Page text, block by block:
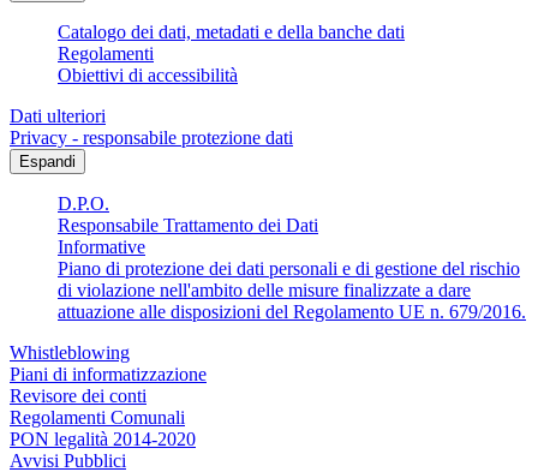
Catalogo dei dati, metadati e della banche dati
Regolamenti
Obiettivi di accessibilità
Dati ulteriori
Privacy - responsabile protezione dati
Espandi
D.P.O.
Responsabile Trattamento dei Dati
Informative
Piano di protezione dei dati personali e di gestione del rischio
di violazione nell'ambito delle misure finalizzate a dare
attuazione alle disposizioni del Regolamento UE n. 679/2016.
Whistleblowing
Piani di informatizzazione
Revisore dei conti
Regolamenti Comunali
PON legalità 2014-2020
Avvisi Pubblici